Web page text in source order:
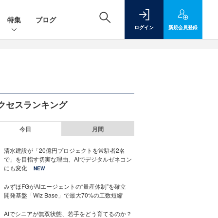
特集 ブログ
ログイン 新規会員登録
セスランキング
今日 月間
清水建設が「20億円プロジェクトを常駐者2名
で」を目指す切実な理由、AIでデジタルゼネコン
にも変化
NEW
みずほFGがAIエージェントの“量産体制”を確立
開発基盤「Wiz Base」で最大70%の工数短縮
AIでシニアが無双状態、若手をどう育てるのか？